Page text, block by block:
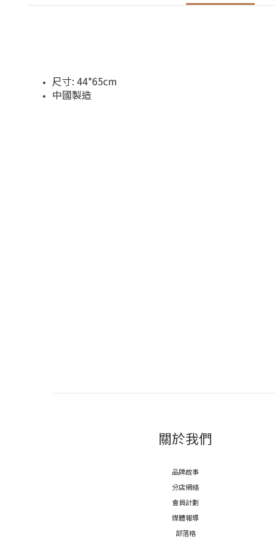
尺寸: 44*65cm
中國製造
關於我們
品牌故事
分店網絡
會員計劃
媒體報導
部落格